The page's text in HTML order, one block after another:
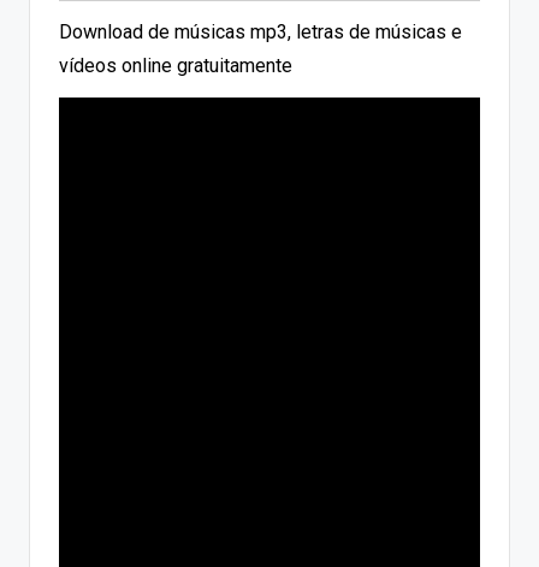
Download de músicas mp3, letras de músicas e
vídeos online gratuitamente